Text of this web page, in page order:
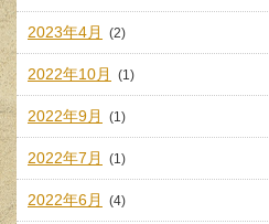
2023年4月 (2)
2022年10月 (1)
2022年9月 (1)
2022年7月 (1)
2022年6月 (4)